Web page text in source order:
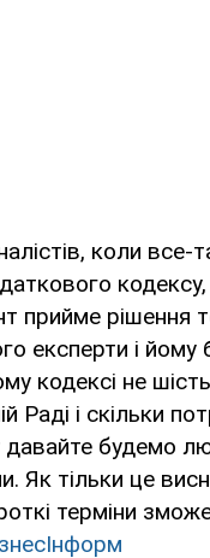
коли все-
прийме рішення
експерти і
кодексі не
Раді і скільки
будемо
Як тільки це
терміни